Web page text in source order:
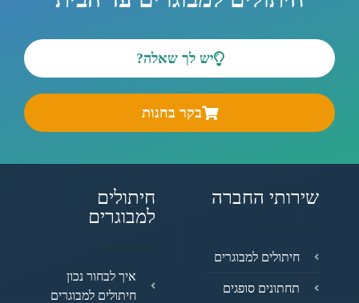
יש לך שאלה?
בקר בחנות
שירותי החברה
חיתולים למבוגרים
תחתונים סופגים
חיתולים
למבוגרים
איך לבחור נכון
חיתולים למבוגרים